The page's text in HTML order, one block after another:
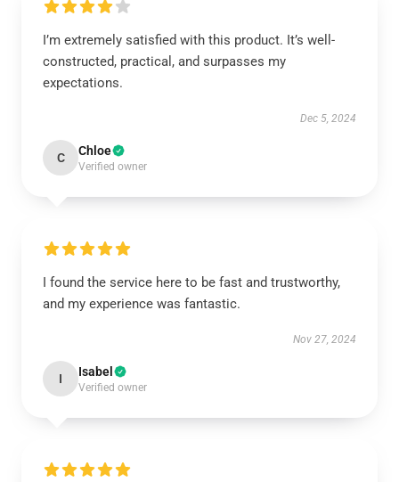
I’m extremely satisfied with this product. It’s well-
constructed, practical, and surpasses my
expectations.
Dec 5, 2024
C Chloe
Verified owner
I found the service here to be fast and trustworthy,
and my experience was fantastic.
Nov 27, 2024
I Isabel
Verified owner